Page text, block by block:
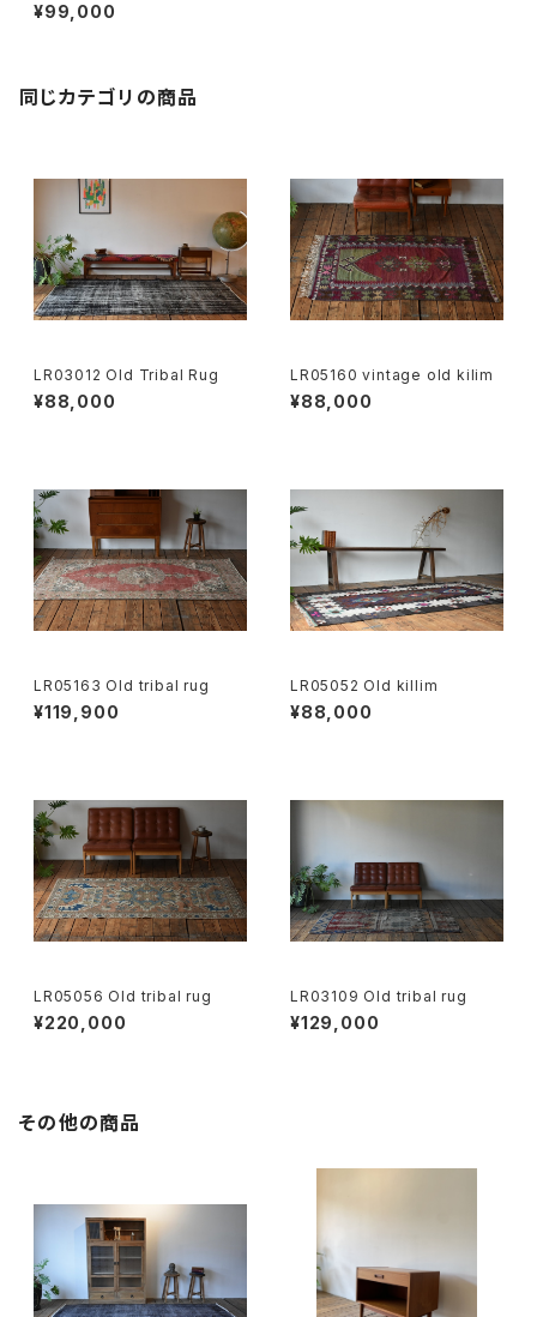
¥99,000
同じカテゴリの商品
LR03012 Old Tribal Rug
¥88,000
LR05160 vintage old kilim
¥88,000
LR05163 Old tribal rug
¥119,900
LR05052 Old killim
¥88,000
LR05056 Old tribal rug
¥220,000
LR03109 Old tribal rug
¥129,000
その他の商品